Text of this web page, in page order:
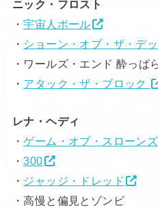
ニック・フロスト
・宇宙人ポール
・ ショーン・オブ・ザ・デ
・ワールズ・エンド 酔っぱ
・ アタック・ザ・ブロック
レナ・ヘディ
・ゲーム・オブ・スローンズ
・300
・ ジャッジ・ドレッド
・高慢と偏見とゾンビ